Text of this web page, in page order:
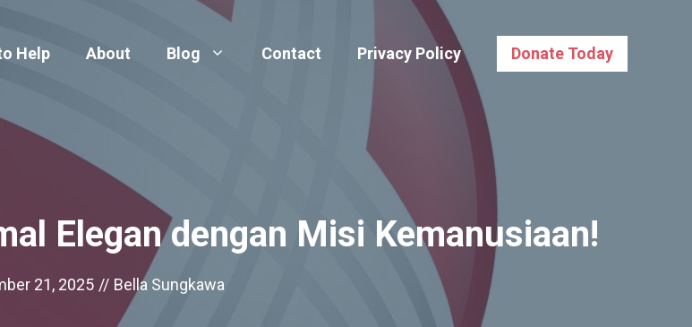
Help About Blog Contact Privacy Policy Donate Today
Elegan dengan Misi Kemanusiaan!
21, 2025 // Bella Sungkawa